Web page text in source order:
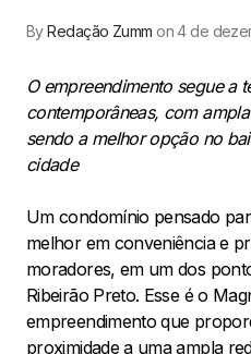
ByRedação Zumm on 4 de
O empreendimento segue a
contemporâneas, com
sendo a melhor opção no
cidade
Um condomínio pensado
melhor em conveniência e
moradores, em um dos
Ribeirão Preto. Esse é o
empreendimento que
proximidade a uma ampla